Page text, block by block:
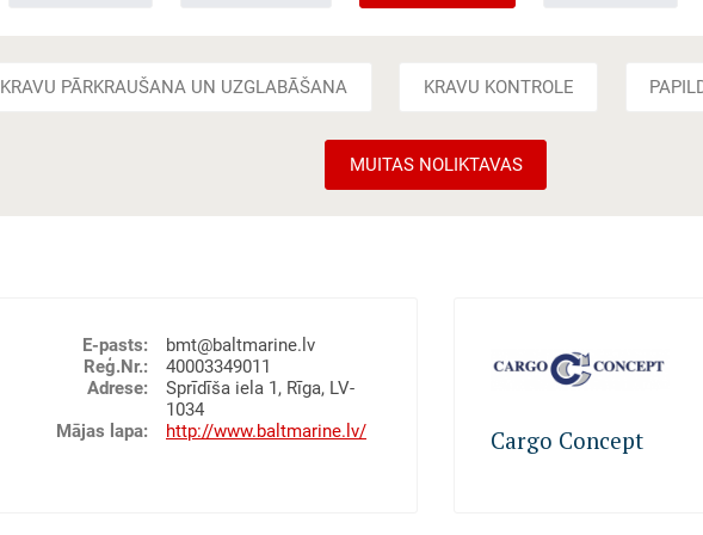
KRAVU PĀRKRAUŠANA UN UZGLABĀŠANA KRAVU KONTROLE
MUITAS NOLIKTAVAS
E-pasts:
bmt@baltmarine.lv
Reģ.Nr.:
40003349011
Adrese:
Sprīdīša iela 1, Rīga, LV-
1034
Mājas lapa: http://www.baltmarine.lv/ Cargo Concept